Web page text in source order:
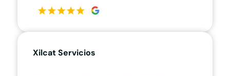
Xilcat Servicios